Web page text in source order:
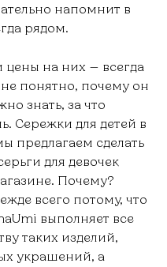
напомнит в
рядом.
цены на них — всегда
понятно, почему он
знать, за что
Сережки для детей в
предлагаем сделать
для девочек
Почему?
всего потому, что
выполняет все
таких изделий,
украшений, а